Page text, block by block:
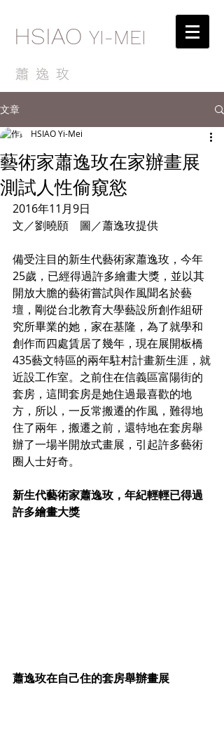
HSIAO YI-MEI
文章
藝術家蕭逸玫在家辦畫展
測試人性偷窺慾
HSIAO Yi-Mei
2016年11月9日
文／劉曉頤　圖／蕭逸玫提供
備受注目的新生代藝術家蕭逸玫，今年
25歲，已經得過許多繪畫大獎，並以其
開放大膽的藝術嘗試與作風聞名於藝
壇，剛從台北教育大學藝設所創作組研
究所畢業的她，家在基隆，為了就學和
創作而四處賃居了幾年，現在展開板橋
435藝文特區的兩年駐村計畫新生涯，就
近設工作室。之前住在信義區富陽街的
套房，這間套房是她住過最喜歡的地
方，所以，一反常搬遷的作風，難得地
住了兩年，搬遷之前，還特地在套房舉
辦了一場半開放式畫展，引起許多藝術
圈人士好奇。
新生代藝術家蕭逸玫，年紀輕輕已得過
許多繪畫大獎
蕭逸玫在自己住的套房舉辦畫展